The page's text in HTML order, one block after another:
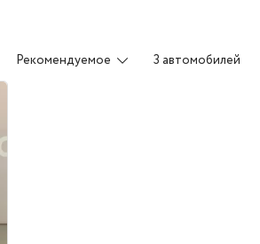
Рекомендуемое 3 автомобилей